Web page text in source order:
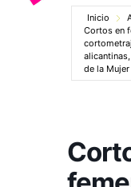
Inicio
Cortos en
de la Mujer